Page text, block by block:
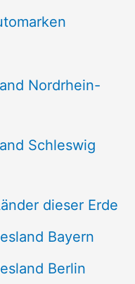
Nordrhein-
Schleswig
dieser Erde
Bayern
Berlin